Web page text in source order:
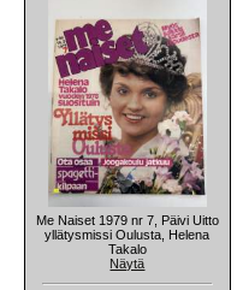
Me Naiset 1979 nr 7, Päivi Uitto
yllätysmissi Oulusta, Helena
Takalo
Näytä